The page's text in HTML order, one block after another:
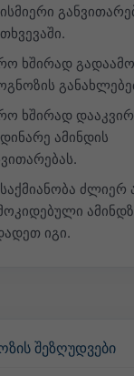
ხშირად
ხშირად
ამინდის
ძლიერ
იგი.
შეზღუდვები